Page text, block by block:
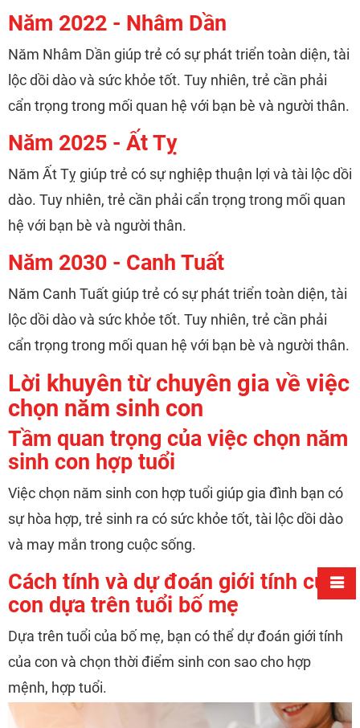
Năm 2022 - Nhâm Dần
Năm Nhâm Dần giúp trẻ có sự phát triển toàn diện, tài
lộc dồi dào và sức khỏe tốt. Tuy nhiên, trẻ cần phải
cẩn trọng trong mối quan hệ với bạn bè và người thân.
Năm 2025 - Ất Tỵ
Năm Ất Tỵ giúp trẻ có sự nghiệp thuận lợi và tài lộc dồi
dào. Tuy nhiên, trẻ cần phải cẩn trọng trong mối quan
hệ với bạn bè và người thân.
Năm 2030 - Canh Tuất
Năm Canh Tuất giúp trẻ có sự phát triển toàn diện, tài
lộc dồi dào và sức khỏe tốt. Tuy nhiên, trẻ cần phải
cẩn trọng trong mối quan hệ với bạn bè và người thân.
Lời khuyên từ chuyên gia về việc
chọn năm sinh con
Tầm quan trọng của việc chọn năm
sinh con hợp tuổi
Việc chọn năm sinh con hợp tuổi giúp gia đình bạn có
sự hòa hợp, trẻ sinh ra có sức khỏe tốt, tài lộc dồi dào
và may mắn trong cuộc sống.
Cách tính và dự đoán giới tính của
con dựa trên tuổi bố mẹ
Dựa trên tuổi của bố mẹ, bạn có thể dự đoán giới tính
của con và chọn thời điểm sinh con sao cho hợp
mệnh, hợp tuổi.